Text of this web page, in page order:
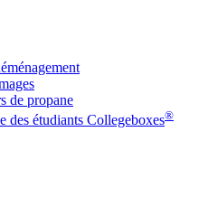
de propane
des étudiants Collegeboxes®